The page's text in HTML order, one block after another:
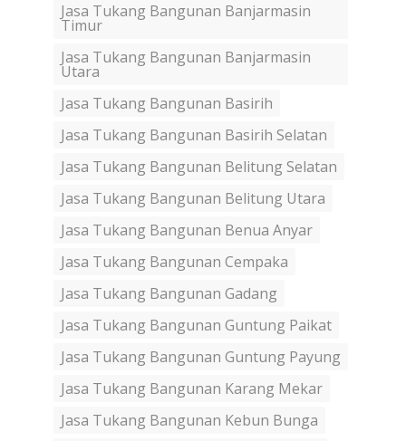
Jasa Tukang Bangunan Banjarmasin
Timur
Jasa Tukang Bangunan Banjarmasin
Utara
Jasa Tukang Bangunan Basirih
Jasa Tukang Bangunan Basirih Selatan
Jasa Tukang Bangunan Belitung Selatan
Jasa Tukang Bangunan Belitung Utara
Jasa Tukang Bangunan Benua Anyar
Jasa Tukang Bangunan Cempaka
Jasa Tukang Bangunan Gadang
Jasa Tukang Bangunan Guntung Paikat
Jasa Tukang Bangunan Guntung Payung
Jasa Tukang Bangunan Karang Mekar
Jasa Tukang Bangunan Kebun Bunga